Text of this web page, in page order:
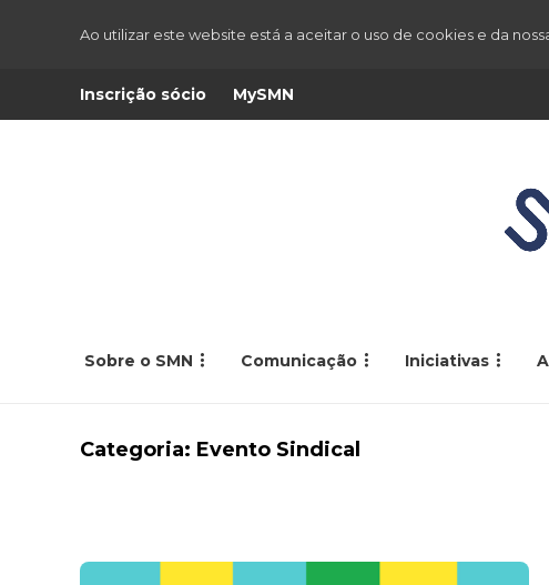
Ao utilizar este website está a aceitar o uso de cookies e da
Inscrição sócio MySMN
Sobre o SMN Comunicação Iniciativas
Categoria: Evento Sindical